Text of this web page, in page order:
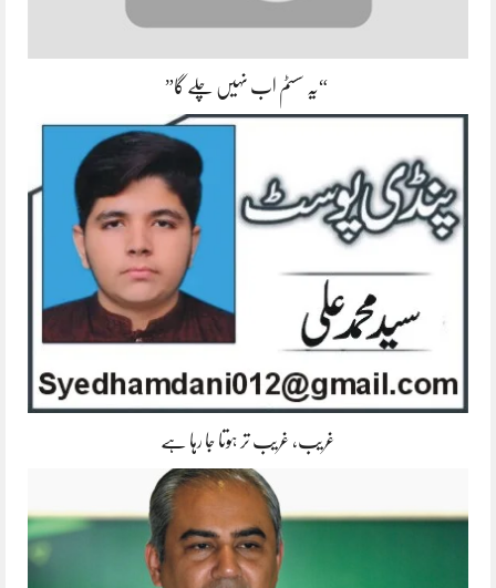
“یہ سسٹم اب نہیں چلے گا”
غریب، غریب تر ہوتا جا رہا ہے